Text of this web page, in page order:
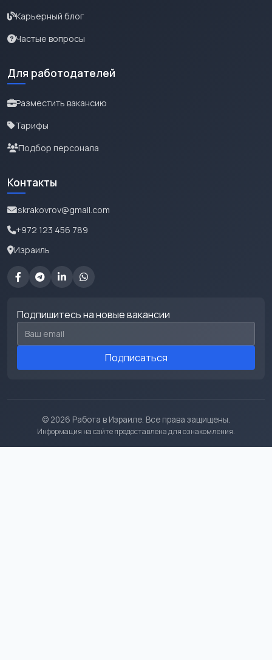
Карьерный блог
Частые вопросы
Для работодателей
Разместить вакансию
Тарифы
Подбор персонала
Контакты
iskrakovrov@gmail.com
+972 123 456 789
Израиль
Подпишитесь на новые вакансии
Email для подписки
Подписаться
© 2026 Работа в Израиле. Все права защищены.
Информация на сайте предоставлена для ознакомления.